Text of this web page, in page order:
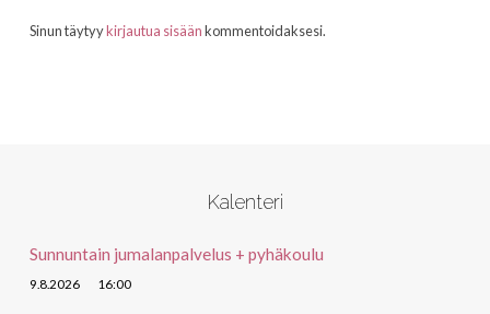
Sinun täytyykirjautua sisäänkommentoidaksesi.
Kalenteri
Sunnuntain jumalanpalvelus + pyhäkoulu
9.8.2026 16:00